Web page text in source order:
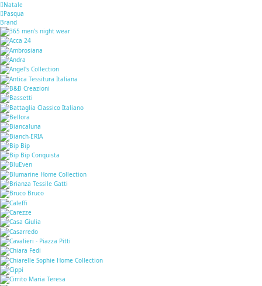
Natale
Pasqua
Brand